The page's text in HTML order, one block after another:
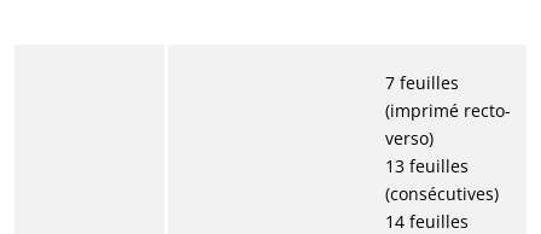
7 feuilles
(imprimé recto-
verso)
13 feuilles
(consécutives)
14 feuilles